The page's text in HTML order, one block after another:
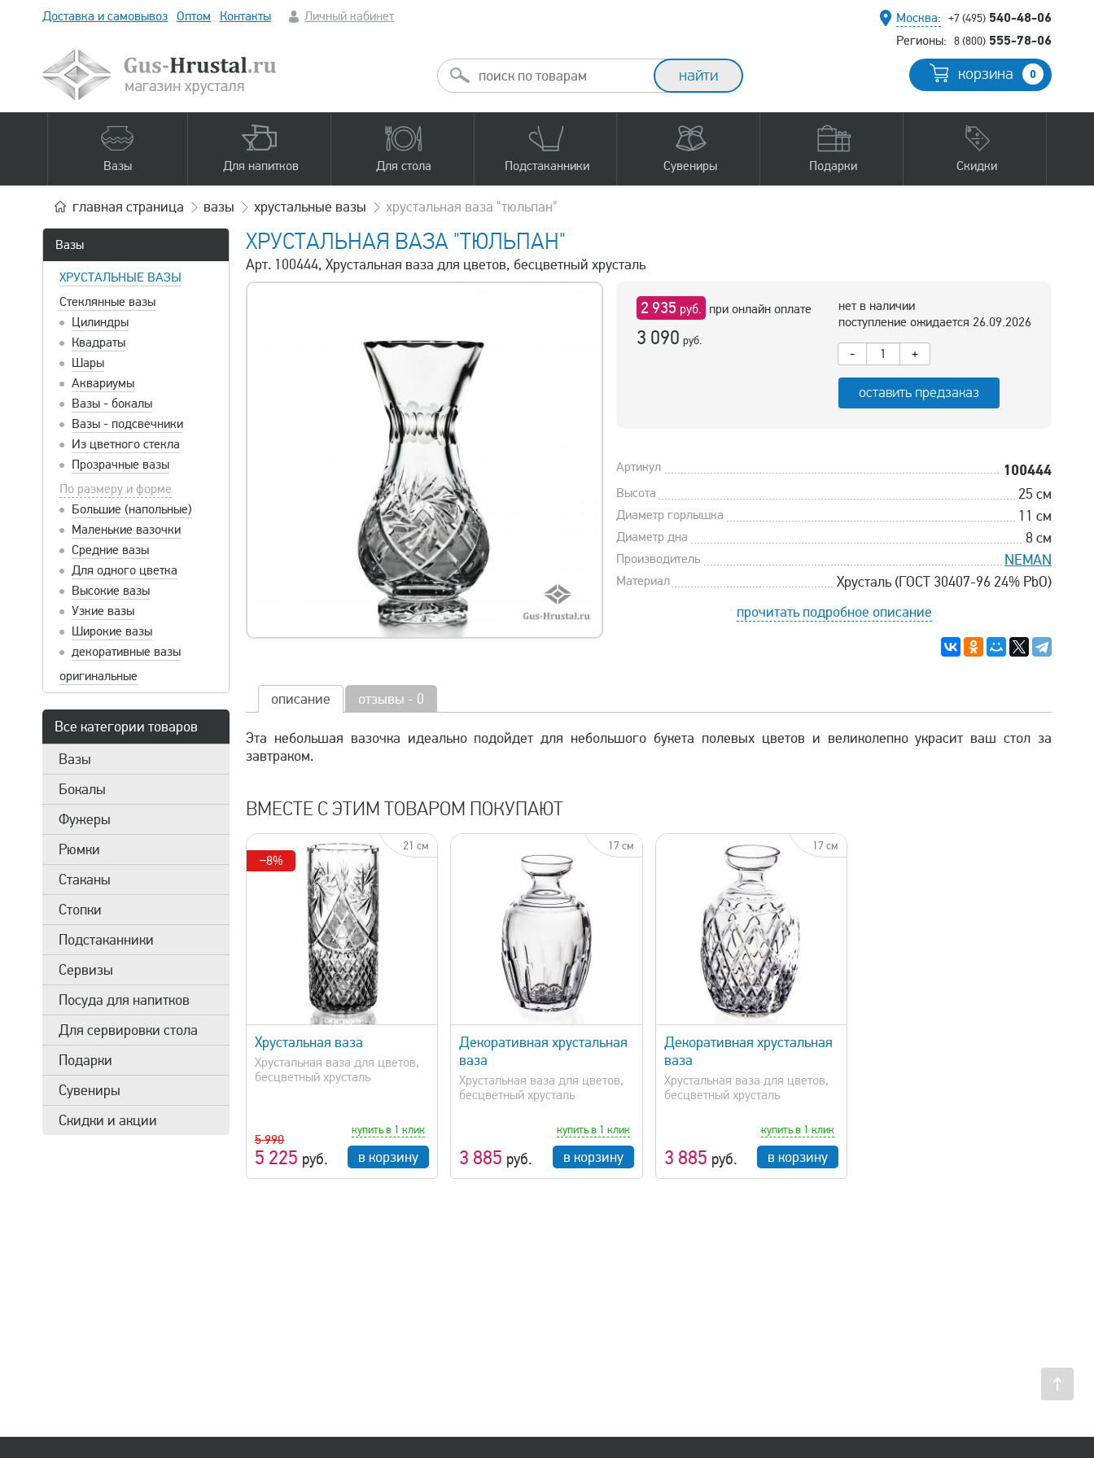
Доставка и самовывоз Оптом Контакты Личный кабинет Москва: +7 (495) 540-48-06
Регионы: 8 (800) 555-78-06
корзина 0
Вазы Для напитков Для стола Подстаканники Сувениры Подарки Скидки
главная страница вазы хрустальные вазы хрустальная ваза "тюльпан"
Вазы
ХРУСТАЛЬНЫЕ ВАЗЫ
Стеклянные вазы
Цилиндры
Квадраты
Шары
Аквариумы
Вазы - бокалы
Вазы - подсвечники
Из цветного стекла
Прозрачные вазы
По размеру и форме
Большие (напольные)
Маленькие вазочки
Средние вазы
Для одного цветка
Высокие вазы
Узкие вазы
Широкие вазы
декоративные вазы
оригинальные
Все категории товаров
Вазы
Бокалы
Фужеры
Рюмки
Стаканы
Стопки
Подстаканники
Сервизы
Посуда для напитков
Для сервировки стола
Подарки
Сувениры
Скидки и акции
ХРУСТАЛЬНАЯ ВАЗА "ТЮЛЬПАН"
Арт. 100444, Хрустальная ваза для цветов, бесцветный хрусталь
2 935 руб. при онлайн оплате
3 090 руб.
нет в наличии
поступление ожидается 26.09.2026
-
+
оставить предзаказ
Артикул 100444
Высота 25 см
Диаметр горлышка 11 см
Диаметр дна 8 см
Производитель NEMAN
Материал
Хрусталь (ГОСТ 30407-96 24% PbO)
прочитать подробное описание
описание отзывы - 0
Эта небольшая вазочка идеально подойдет для небольшого букета полевых цветов и великолепно украсит ваш стол за
завтраком.
ВМЕСТЕ С ЭТИМ ТОВАРОМ ПОКУПАЮТ
−8%
21 см
быстрый просмотр
Хрустальная ваза
Хрустальная ваза для цветов,
бесцветный хрусталь
5 990
5 225 руб.
купить в 1 клик
в корзину
17 см
быстрый просмотр
Декоративная хрустальная
ваза
Хрустальная ваза для цветов,
бесцветный хрусталь
3 885 руб.
купить в 1 клик
в корзину
17 см
быстрый просмотр
Декоративная хрустальная
ваза
Хрустальная ваза для цветов,
бесцветный хрусталь
3 885 руб.
купить в 1 клик
в корзину